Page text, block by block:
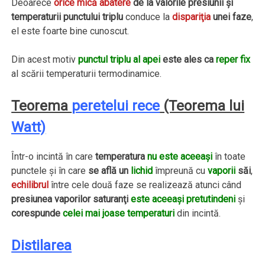
Deoareceorice mică abatere de la valorile presiunii şi
temperaturii punctului tripluconduce la dispariţia unei faze,
el este foarte bine cunoscut.
Din acest motivpunctul triplu al apei este ales careper fix
al scării temperaturii termodinamice.
Teorema peretelui rece (Teorema lui
Watt)
Într-o incintă în caretemperaturanu este aceeaşi în toate
punctele şi în care se află un lichid împreună cuvaporii săi,
echilibrul între cele două faze se realizează atunci când
presiunea vaporilor saturanţieste aceeaşi pretutindeni şi
corespundecelei mai joase temperaturi din incintă.
Distilarea